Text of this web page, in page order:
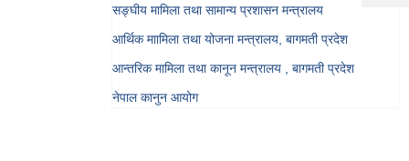
सङ्‍घीय मामिला तथा सामान्य प्रशासन मन्त्रालय
आर्थिक माामिला तथा योजना मन्त्रालय, बागमती प्रदेश
आन्तरिक मामिला तथा कानून मन्त्रालय , बागमती प्रदेश
नेपाल कानुन आयोग